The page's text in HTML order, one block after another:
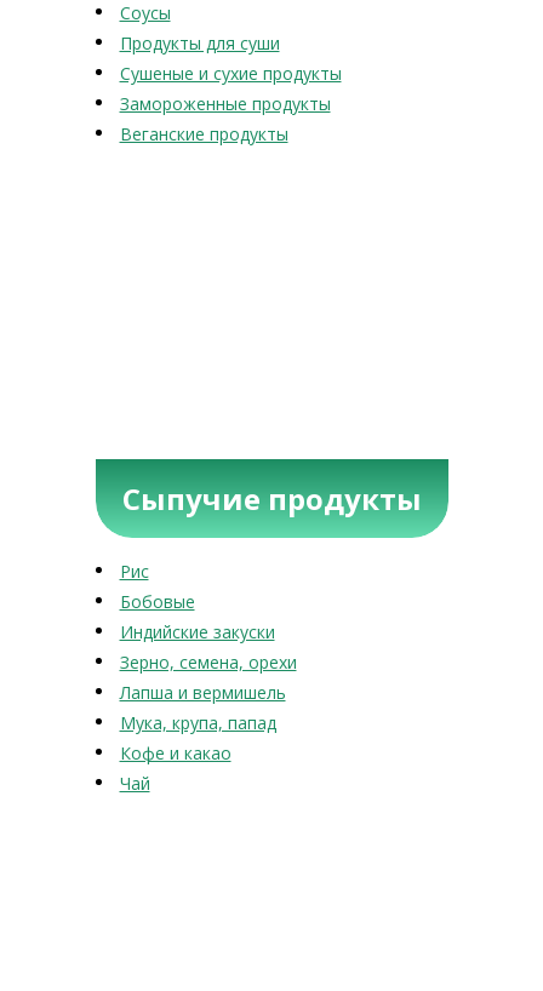
Соусы
Продукты для суши
Сушеные и сухие продукты
Замороженные продукты
Веганские продукты
Сыпучие продукты
Рис
Бобовые
Индийские закуски
Зерно, семена, орехи
Лапша и вермишель
Мука, крупа, папад
Кофе и какао
Чай